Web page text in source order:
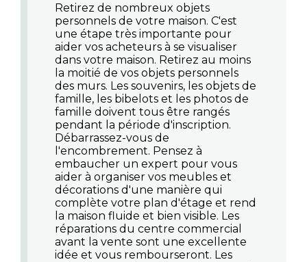
Retirez de nombreux objets
personnels de votre maison. C'est
une étape très importante pour
aider vos acheteurs à se visualiser
dans votre maison. Retirez au moins
la moitié de vos objets personnels
des murs. Les souvenirs, les objets de
famille, les bibelots et les photos de
famille doivent tous être rangés
pendant la période d'inscription.
Débarrassez-vous de
l'encombrement. Pensez à
embaucher un expert pour vous
aider à organiser vos meubles et
décorations d'une manière qui
complète votre plan d'étage et rend
la maison fluide et bien visible. Les
réparations du centre commercial
avant la vente sont une excellente
idée et vous rembourseront. Les